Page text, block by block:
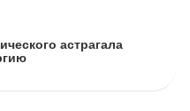
астрагала